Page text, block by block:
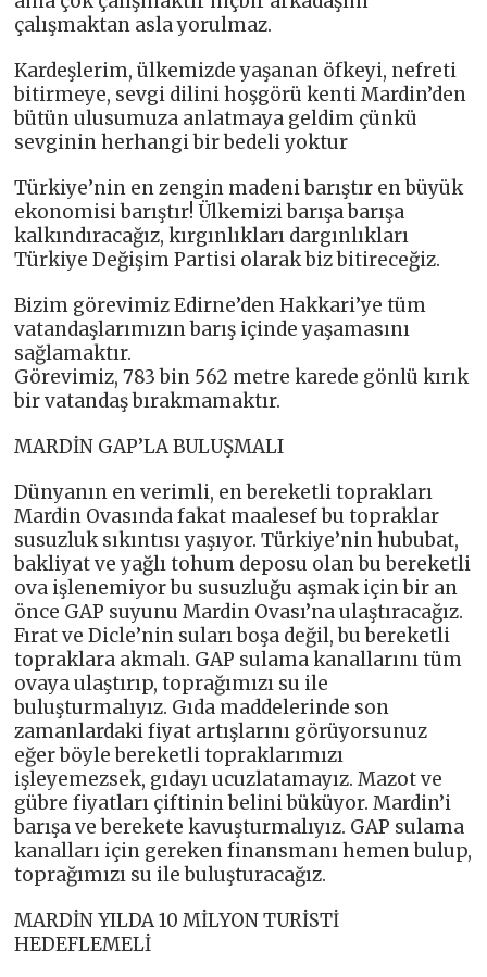
çalışmaktan asla yorulmaz.
Kardeşlerim, ülkemizde yaşanan öfkeyi, nefreti
bitirmeye, sevgi dilini hoşgörü kenti Mardin’den
bütün ulusumuza anlatmaya geldim çünkü
sevginin herhangi bir bedeli yoktur
Türkiye’nin en zengin madeni barıştır en büyük
ekonomisi barıştır! Ülkemizi barışa barışa
kalkındıracağız, kırgınlıkları dargınlıkları
Türkiye Değişim Partisi olarak biz bitireceğiz.
Bizim görevimiz Edirne’den Hakkari’ye tüm
vatandaşlarımızın barış içinde yaşamasını
sağlamaktır.
Görevimiz, 783 bin 562 metre karede gönlü kırık
bir vatandaş bırakmamaktır.
MARDİN GAP’LA BULUŞMALI
Dünyanın en verimli, en bereketli toprakları
Mardin Ovasında fakat maalesef bu topraklar
susuzluk sıkıntısı yaşıyor. Türkiye’nin hububat,
bakliyat ve yağlı tohum deposu olan bu bereketli
ova işlenemiyor bu susuzluğu aşmak için bir an
önce GAP suyunu Mardin Ovası’na ulaştıracağız.
Fırat ve Dicle’nin suları boşa değil, bu bereketli
topraklara akmalı. GAP sulama kanallarını tüm
ovaya ulaştırıp, toprağımızı su ile
buluşturmalıyız. Gıda maddelerinde son
zamanlardaki fiyat artışlarını görüyorsunuz
eğer böyle bereketli topraklarımızı
işleyemezsek, gıdayı ucuzlatamayız. Mazot ve
gübre fiyatları çiftinin belini büküyor. Mardin’i
barışa ve berekete kavuşturmalıyız. GAP sulama
kanalları için gereken finansmanı hemen bulup,
toprağımızı su ile buluşturacağız.
MARDİN YILDA 10 MİLYON TURİSTİ
HEDEFLEMELİ